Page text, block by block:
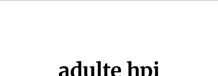
adulte hpi